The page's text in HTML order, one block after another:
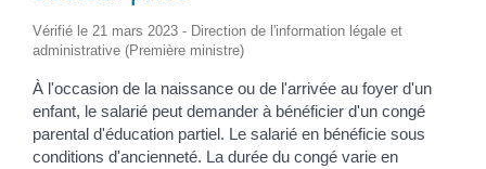
Vérifié le 21 mars 2023 - Direction de l'information légale et
administrative (Première ministre)
À l'occasion de la naissance ou de l'arrivée au foyer d'un
enfant, le salarié peut demander à bénéficier d'un congé
parental d'éducation partiel. Le salarié en bénéficie sous
conditions d'ancienneté. La durée du congé varie en